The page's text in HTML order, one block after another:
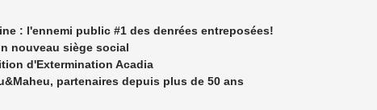
: l'ennemi public #1 des denrées entreposées!
nouveau siège social
d'Extermination Acadia
partenaires depuis plus de 50 ans